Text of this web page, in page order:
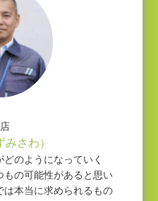
さわ）
のようになっていく
もの可能性があると思い
は本当に求められるもの